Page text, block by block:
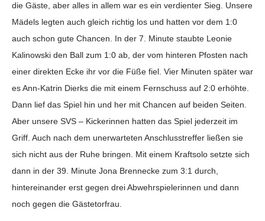
die Gäste, aber alles in allem war es ein verdienter Sieg. Unsere
Mädels legten auch gleich richtig los und hatten vor dem 1:0
auch schon gute Chancen. In der 7. Minute staubte Leonie
Kalinowski den Ball zum 1:0 ab, der vom hinteren Pfosten nach
einer direkten Ecke ihr vor die Füße fiel. Vier Minuten später war
es Ann-Katrin Dierks die mit einem Fernschuss auf 2:0 erhöhte.
Dann lief das Spiel hin und her mit Chancen auf beiden Seiten.
Aber unsere SVS – Kickerinnen hatten das Spiel jederzeit im
Griff. Auch nach dem unerwarteten Anschlusstreffer ließen sie
sich nicht aus der Ruhe bringen. Mit einem Kraftsolo setzte sich
dann in der 39. Minute Jona Brennecke zum 3:1 durch,
hintereinander erst gegen drei Abwehrspielerinnen und dann
noch gegen die Gästetorfrau.